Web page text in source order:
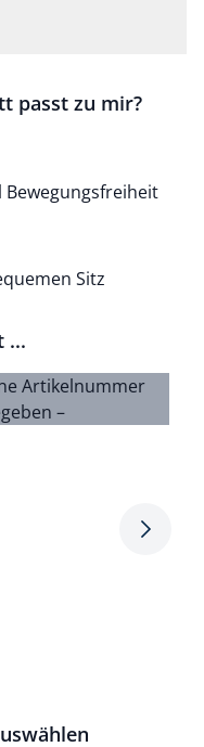
passt zu mir?
Sitz
...
Artikelnummer
–
Pfeil